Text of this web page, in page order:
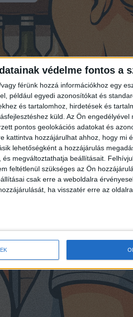
védelme fontos a
férünk hozzá információkhoz egy
például egyedi azonosítókat és
és tartalomhoz, hirdetések és
küld. Az Ön engedélyével
pontos geolokációs adatokat és
kattintva hozzájárulhat ahhoz, hogy mi
lehetőségként a hozzájárulás
megváltoztathatja beállításait.
feltétlenül szükséges az Ön
csak erre a weboldalra
ha visszatér erre az